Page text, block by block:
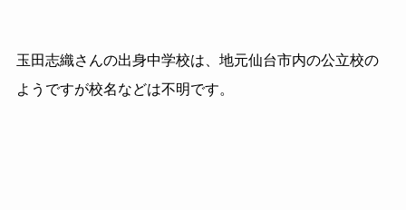
玉田志織さんの出身中学校は、地元仙台市内の公立校の
ようですが校名などは不明です。